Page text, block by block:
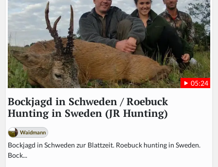
05:24
Bockjagd in Schweden / Roebuck
Hunting in Sweden (JR Hunting)
Waidmann
Bockjagd in Schweden zur Blattzeit. Roebuck hunting in Sweden.
Bock...